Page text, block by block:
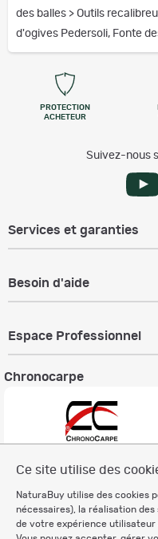
Ce site utilise des
NaturaBuy utilise des cookies
nécessaires), la réalisation
de votre expérience
des balles > Outils
d'ogives Pedersoli, Fonte
PROTECTION
ACHETEUR
Suivez-nous
Services et garanties
Besoin d'aide
Espace Professionnel
Chronocarpe
Charte éthique
Mentions légales